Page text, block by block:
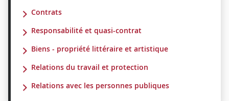
Contrats
Responsabilité et quasi-contrat
Biens - propriété littéraire et artistique
Relations du travail et protection
Relations avec les personnes publiques